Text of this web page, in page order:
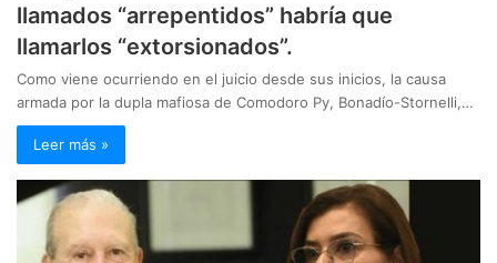
llamados “arrepentidos” habría que
llamarlos “extorsionados”.
Como viene ocurriendo en el juicio desde sus inicios, la causa
armada por la dupla mafiosa de Comodoro Py, Bonadío-Stornelli,…
Leer más »